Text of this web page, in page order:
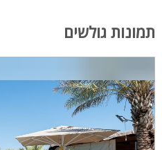
תמונות גולשים